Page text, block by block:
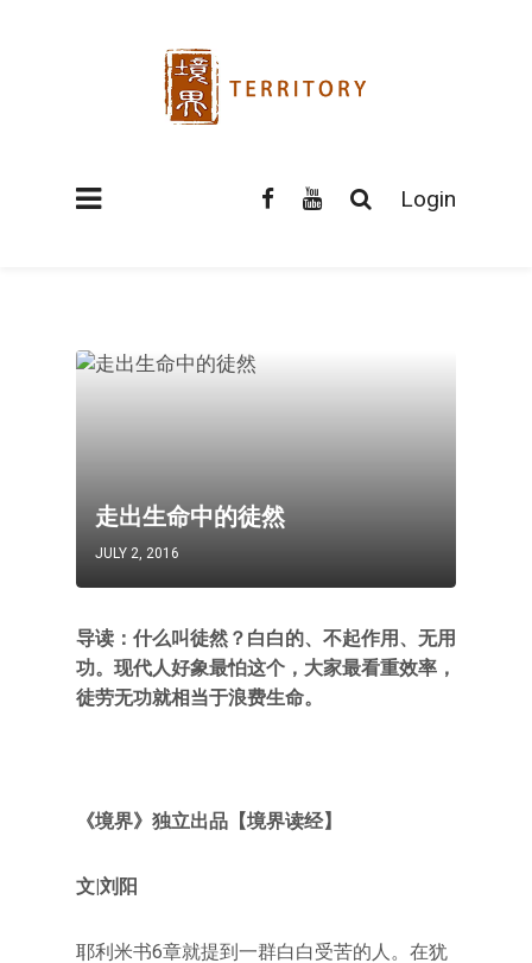
Login
走出生命中的徒然
JULY 2, 2016
导读：什么叫徒然？白白的、不起作用、无用
功。现代人好象最怕这个，大家最看重效率，
徒劳无功就相当于浪费生命。
《境界》独立出品【境界读经】
文|刘阳
耶利米书6章就提到一群白白受苦的人。在犹